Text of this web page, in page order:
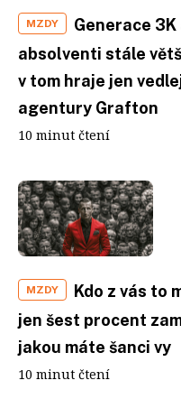
MZDY
Generace
absolventi stále
v tom hraje jen
agentury Grafton
10 minut čtení
MZDY
Kdo z vás to
jen šest procent
jakou máte šanci vy
10 minut čtení